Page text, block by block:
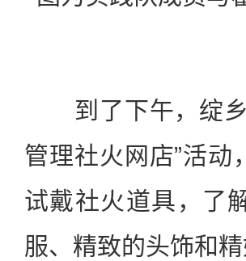
到了下午，绽乡
管理社火网店”活
试戴社火道具，了
服、精致的头饰和